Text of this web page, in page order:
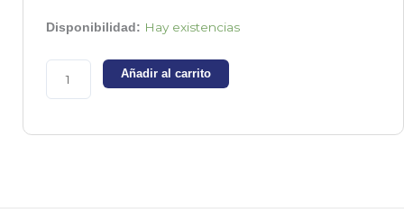
Disponibilidad: Hay existencias
FDS6900AS
Circuito
integrado
Mosfet
Añadir al carrito